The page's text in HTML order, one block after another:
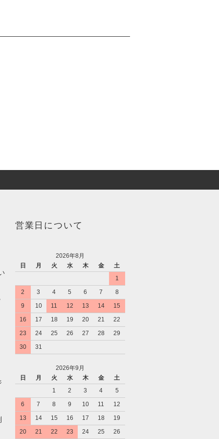
営業日について
2026年8月
日
月 火 水 木 金
土
1
2
3 4 5 6 7
8
9
10 11 12 13 14
15
16
17 18 19 20 21
22
23
24 25 26 27 28
29
30
31
2026年9月
日
月 火 水 木 金
土
1
2 3 4
5
6
7 8 9 10 11
12
13
14 15 16 17 18
19
20
21 22 23 24 25 26